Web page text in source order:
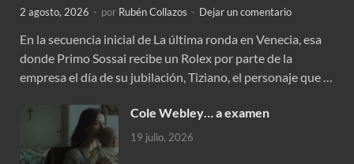
2 agosto, 2026 - por Rubén Collazos - Dejar un comentario
En la secuencia inicial de La última ronda en Venecia, esa
donde Primo Sossai recibe un Rolex por parte de la
empresa el día de su jubilación, Tiziano, el personaje que …
Cole Webley… a examen
19 julio, 2026